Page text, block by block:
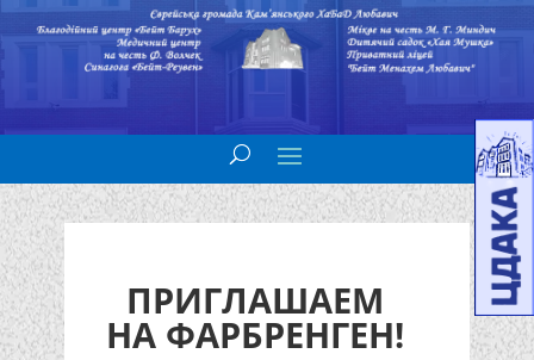
ПРИГЛАШАЕМ
НА ФАРБРЕНГЕН!